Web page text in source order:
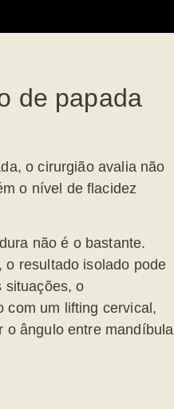
de papada
, o cirurgião avalia não
o nível de flacidez
não é o bastante.
o resultado isolado pode
situações, o
com um lifting cervical ,
o ângulo entre mandíbula